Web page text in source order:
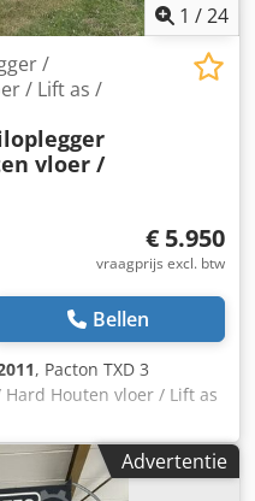
1 /24
/
/ Lift as /
vloer /
€ 5.950
vraagprijs excl. btw
Bellen
, Pacton TXD 3
Houten vloer / Lift as
Wood Floor Lift Axle Video
Doorlopende
af Nuland. Van de Wert
voorraad van machines,
Advertentie